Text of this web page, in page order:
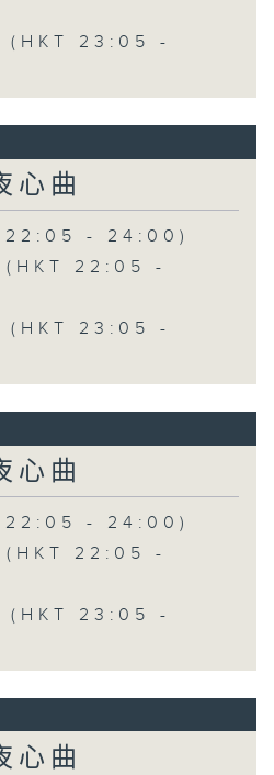
(HKT 23:05 -
曲
22:05 - 24:00)
(HKT 22:05 -
(HKT 23:05 -
曲
22:05 - 24:00)
(HKT 22:05 -
(HKT 23:05 -
曲